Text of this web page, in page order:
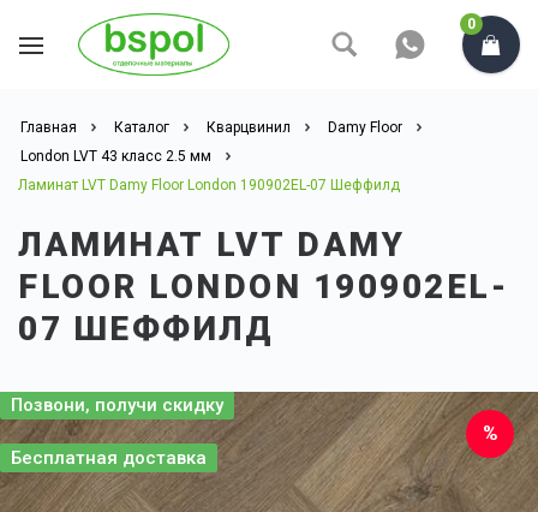
0
Главная Каталог Кварцвинил
Damy Floor
London LVT 43 класс 2.5 мм
Ламинат LVT Damy Floor London 190902EL-07 Шеффилд
ЛАМИНАТ LVT DAMY
FLOOR LONDON 190902EL-
07 ШЕФФИЛД
Позвони, получи скидку
Бесплатная доставка